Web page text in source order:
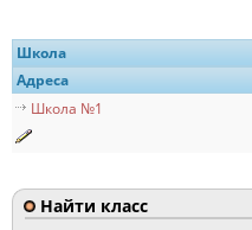
Школа
Адреса
Школа №1
Найти класс